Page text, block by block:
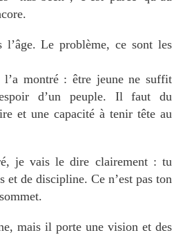
l’âge. Le problème, ce sont les
l’a montré : être jeune ne suffit
d’un peuple. Il faut du
et une capacité à tenir tête au
je vais le dire clairement : tu
et de discipline. Ce n’est pas ton
mais il porte une vision et des